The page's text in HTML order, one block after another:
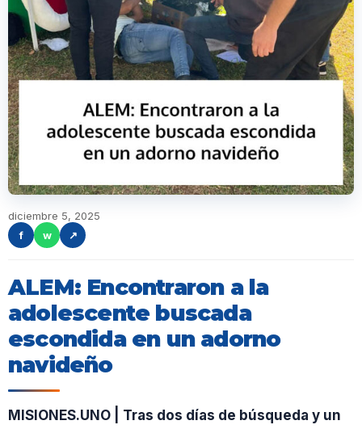
diciembre 5, 2025
f
w ↗
ALEM: Encontraron a la
adolescente buscada
escondida en un adorno
navideño
MISIONES.UNO | Tras dos días de búsqueda y un